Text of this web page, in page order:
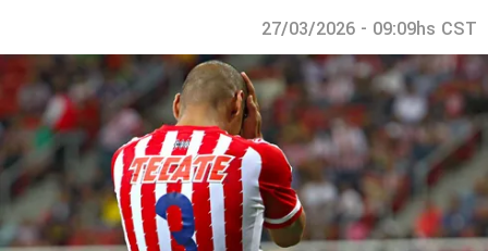
27/03/2026 - 09:09hs CST